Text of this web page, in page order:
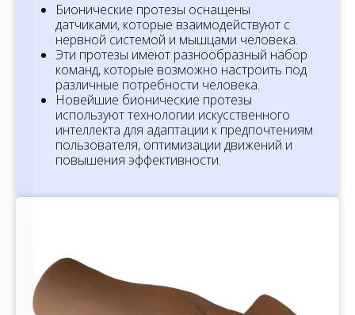
Бионические протезы оснащены
датчиками, которые взаимодействуют с
нервной системой и мышцами человека.
Эти протезы имеют разнообразный набор
команд, которые возможно настроить под
различные потребности человека.
Новейшие бионические протезы
используют технологии искусственного
интеллекта для адаптации к предпочтениям
пользователя, оптимизации движений и
повышения эффективности.